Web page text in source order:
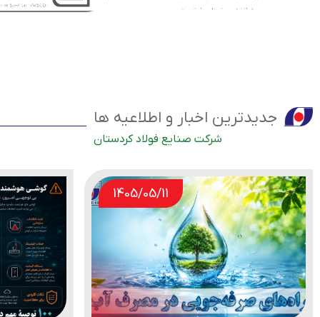
جدیدترین اخبار و اطلاعیه ها
شرکت صنایع فولاد کردستان
1405/05/10